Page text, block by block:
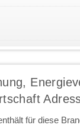
für diese